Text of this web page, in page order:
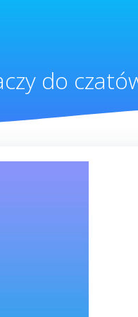
do